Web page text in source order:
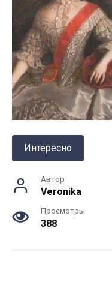
Интересно
Автор
Veronika
Просмотры
388